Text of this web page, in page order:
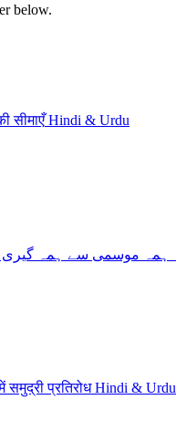
below.
Hindi & Urdu
Hindi & Urdu